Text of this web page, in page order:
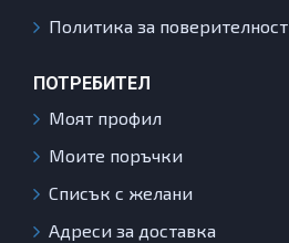
Политика за поверителност
ПОТРЕБИТЕЛ
Моят профил
Моите поръчки
Списък с желани
Адреси за доставка